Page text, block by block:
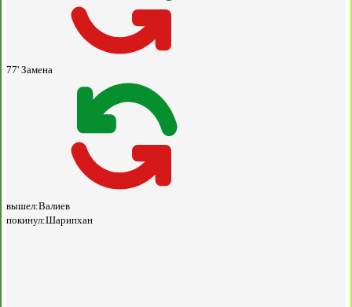
77' Замена
вышел:Валиев
покинул:Шарипхан